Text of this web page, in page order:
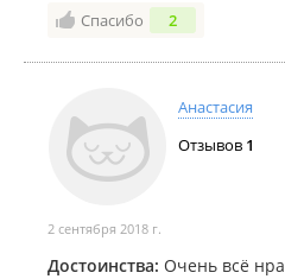
Спасибо 2
Анастасия
Отзывов 1
2 сентября 2018 г.
Достоинства: Очень всё